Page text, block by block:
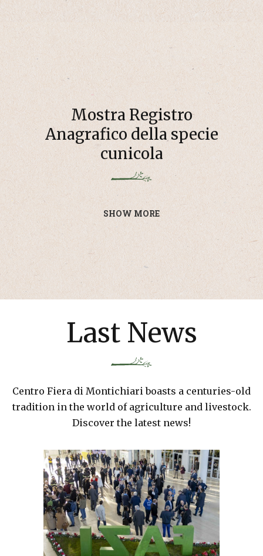
Mostra Registro
Anagrafico della specie
cunicola
SHOW MORE
Last News
Centro Fiera di Montichiari boasts a centuries-old
tradition in the world of agriculture and livestock.
Discover the latest news!